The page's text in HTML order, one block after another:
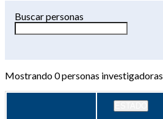
Buscar personas
Mostrando0personas investigadoras